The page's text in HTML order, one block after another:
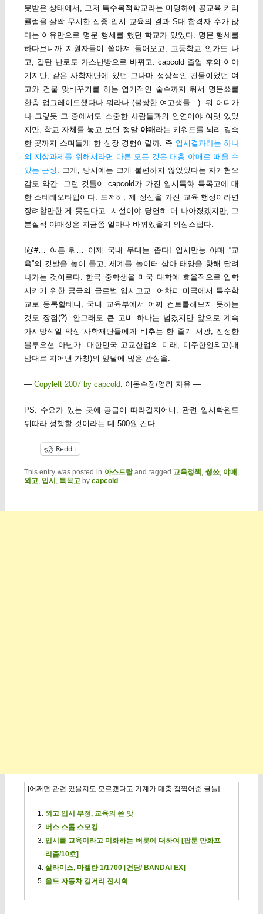
못받은 상태에서, 그저 특수목적학교라는 미명하에 공교육 커리
큘럼을 살짝 무시한 집중 입시 교육의 결과 S대 합격자 수가 많
다는 이유만으로 명문 행세를 했던 학교가 있었다. 명문 행세를
하다보니까 지원자들이 쏟아져 들어오고, 고등학교 인가도 나
고, 갈탄 난로도 가스난방으로 바뀌고. capcold 졸업 후의 이야
기지만, 같은 사학재단에 있던 그나마 정상적인 건물이었던 여
고와 건물 맞바꾸기를 하는 엽기적인 술수까지 둬서 명문쑈를
한층 업그레이드했다나 뭐라나 (불쌍한 여고생들…). 뭐 어디가
나 그렇듯 그 중에서도 소중한 사람들과의 인연이야 여럿 있었
지만, 학교 자체를 놓고 보면 정말 야매 라는 키워드를 뇌리 깊숙
한 곳까지 스며들게 한 성장 경험이랄까. 즉 입시결과라는 하나
의 지상과제를 위해서라면 다른 모든 것은 대충 야매로 때울 수
있는 근성
. 그게, 당시에는 크게 불편하지 않았었다는 자기혐오
감도 약간. 그런 것들이 capcold가 가진 입시특화 특목고에 대
한 스테레오타입이다. 도저히, 제 정신을 가진 교육 행정이라면
장려할만한 게 못된다고. 시설이야 당연히 더 나아졌겠지만, 그
본질적 야매성은 지금쯤 얼마나 바뀌었을지 의심스럽다.
!@#… 여튼 뭐… 이제 국내 무대는 좁다! 입시만능 야매 “교
육”의 깃발을 높이 들고, 세계를 놀이터 삼아 태양을 향해 달려
나가는 것이로다. 한국 중학생을 미국 대학에 효율적으로 입학
시키기 위한 궁극의 글로벌 입시고교. 어차피 미국에서 특수학
교로 등록할테니, 국내 교육부에서 어찌 컨트롤해보지 못하는
것도 장점(?). 안그래도 큰 고비 하나는 넘겼지만 앞으로 계속
가시방석일 악성 사학재단들에게 비추는 한 줄기 서광, 진정한
블루오션 아닌가. 대한민국 고교산업의 미래, 미주한인외고(내
맘대로 지어낸 가칭)의 앞날에 많은 관심을.
— Copyleft 2007 by capcold. 이동수정/영리 자유 —
PS. 수요가 있는 곳에 공급이 따라갈지어니. 관련 입시학원도
뒤따라 성행할 것이라는 데 500원 건다.
Reddit
This entry was posted in 아스트랄and tagged 교육정책 , 쌩쑈, 야매 ,
외고, 입시 , 특목고by capcold .
[어쩌면 관련 있을지도 모르겠다고 기계가 대충 점찍어준 글들]
외고 입시 부정, 교육의 쓴 맛
버스 스톱 스모킹
입시를 교육이라고 미화하는 버릇에 대하여 [팝툰 만화프
리즘/10호]
살라미스, 마젤란 1/1700 [건담/ BANDAI EX]
올드 자동차 길거리 전시회